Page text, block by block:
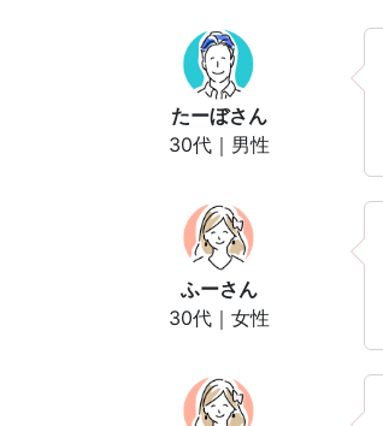
たーぼさん
30代｜男性
ふーさん
30代｜女性